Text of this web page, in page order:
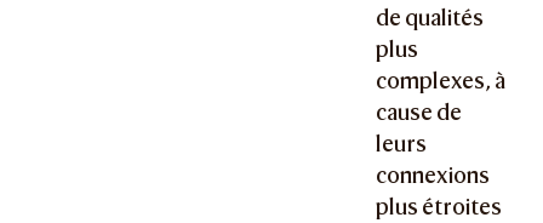
de qualités
plus
complexes, à
cause de
leurs
connexions
plus étroites